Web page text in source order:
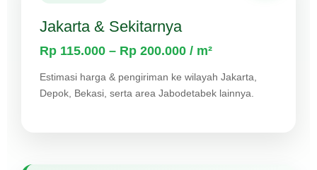
Jakarta & Sekitarnya
Rp 115.000 – Rp 200.000 / m²
Estimasi harga & pengiriman ke wilayah Jakarta,
Depok, Bekasi, serta area Jabodetabek lainnya.